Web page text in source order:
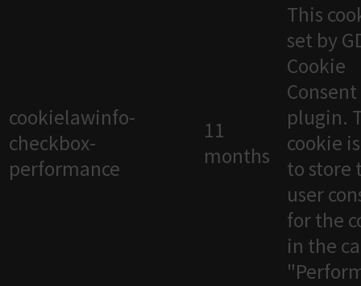
cookielawinfo-
checkbox-
performance
11
months
This
set by
Cookie
Consent
plugin.
cookie
to store
user
for the
in the